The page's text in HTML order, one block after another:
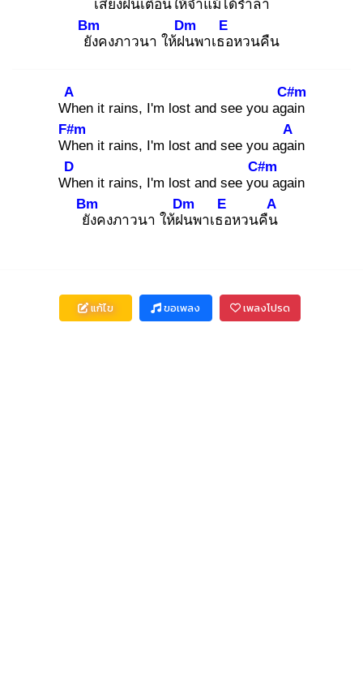
เสียงฝนเตือนให้จำแม้ได้ร่ำลา
ยัง
Bm
คงภาวนา ให้ฝน
Dm
พาเธอ
E
หวนคืน
Wh
A
en it rains, I'm lost and see you agai
C#m
n
Wh
F#m
en it rains, I'm lost and see you agai
A
n
Wh
D
en it rains, I'm lost and see you
C#m
again
ยัง
Bm
คงภาวนา ให้ฝน
Dm
พาเธอ
E
หวนคืน
A
แก้ไข ขอเพลง เพลงโปรด